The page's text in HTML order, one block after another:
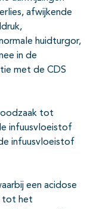
afwijkende
huidturgor,
in de
met de CDS
tot
infuusvloeistof
infuusvloeistof
een acidose
tot het